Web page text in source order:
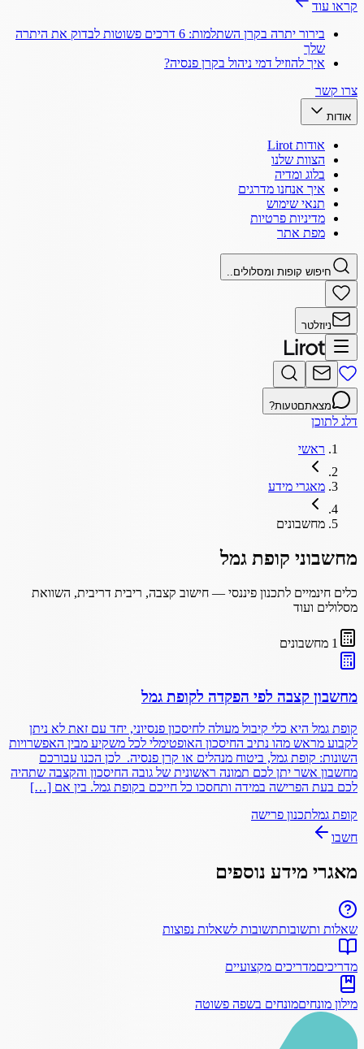
קראו עוד
בירור יתרה בקרן השתלמות: 6 דרכים פשוטות לבדוק את היתרה
שלך
איך להוזיל דמי ניהול בקרן פנסיה?
צרו קשר
אודות
אודות Lirot
הצוות שלנו
בלוג ומדיה
איך אנחנו מדרגים
תנאי שימוש
מדיניות פרטיות
מפת אתר
חיפוש קופות ומסלולים..
ניוזלטר
מצאתםטעות?
דלג לתוכן
ראשי
מאגרי מידע
מחשבונים
מחשבוני קופת גמל
כלים חינמיים לתכנון פיננסי — חישוב קצבה, ריבית דריבית, השוואת
מסלולים ועוד
1 מחשבונים
מחשבון קצבה לפי הפקדה לקופת גמל
קופת גמל היא כלי קיבול מעולה לחיסכון פנסיוני, יחד עם זאת לא ניתן
לקבוע מראש מהו נתיב החיסכון האופטימלי לכל משקיע מבין האפשרויות
השונות: קופת גמל, ביטוח מנהלים או קרן פנסיה. לכן הכנו עבורכם
מחשבון אשר יתן לכם תמונה ראשונית של גובה החיסכון והקצבה שתהיה
לכם בעת הפרישה במידה ותחסכו כל חייכם בקופת גמל. בין אם […]
קופת גמלתכנון פרישה
חשבו
מאגרי מידע נוספים
שאלות ותשובותתשובות לשאלות נפוצות
מדריכיםמדריכים מקצועיים
מילון מונחיםמונחים בשפה פשוטה